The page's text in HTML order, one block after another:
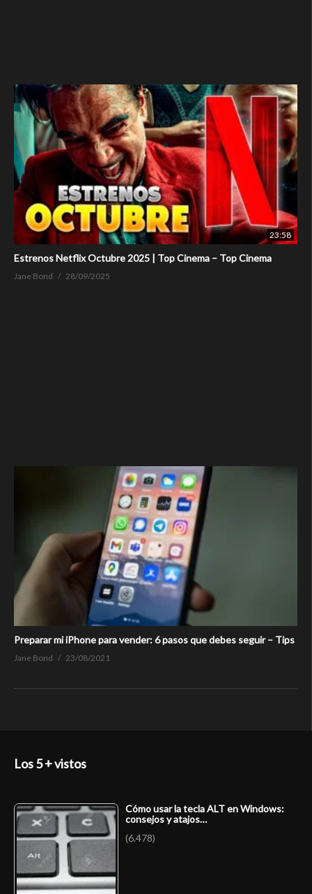
23:58
Estrenos Netflix Octubre 2025 | Top Cinema – Top Cinema
Jane Bond 28/09/2025
Preparar mi iPhone para vender: 6 pasos que debes seguir – Tips
Jane Bond 23/08/2021
Los 5 + vistos
Cómo usar la tecla ALT en Windows:
consejos y atajos…
(6.478)